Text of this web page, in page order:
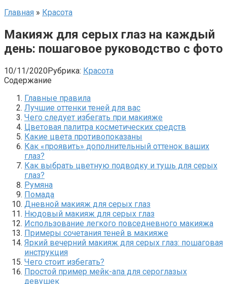
Главная » Красота
Макияж для серых глаз на каждый
день: пошаговое руководство с фото
10/11/2020Рубрика: Красота
Содержание
Главные правила
Лучшие оттенки теней для вас
Чего следует избегать при макияже
Цветовая палитра косметических средств
Какие цвета противопоказаны
Как «проявить» дополнительный оттенок ваших
глаз?
Как выбрать цветную подводку и тушь для серых
глаз?
Румяна
Помада
Дневной макияж для серых глаз
Нюдовый макияж для серых глаз
Использование легкого повседневного макияжа
Примеры сочетания теней в макияже
Яркий вечерний макияж для серых глаз: пошаговая
инструкция
Чего стоит избегать?
Простой пример мейк-апа для сероглазых
девушек